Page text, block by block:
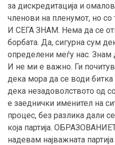
за дискредитација и
членови на пленумот, но со
И СЕГА ЗНАМ. Нема да се
борбата. Да, сигурна сум
определени меѓу нас. Знам
И не ми е важно. Ги
дека мора да се води
дека незадоволството од
е заеднички именител на
процес, без разлика дали
која партија.
надевам најважната